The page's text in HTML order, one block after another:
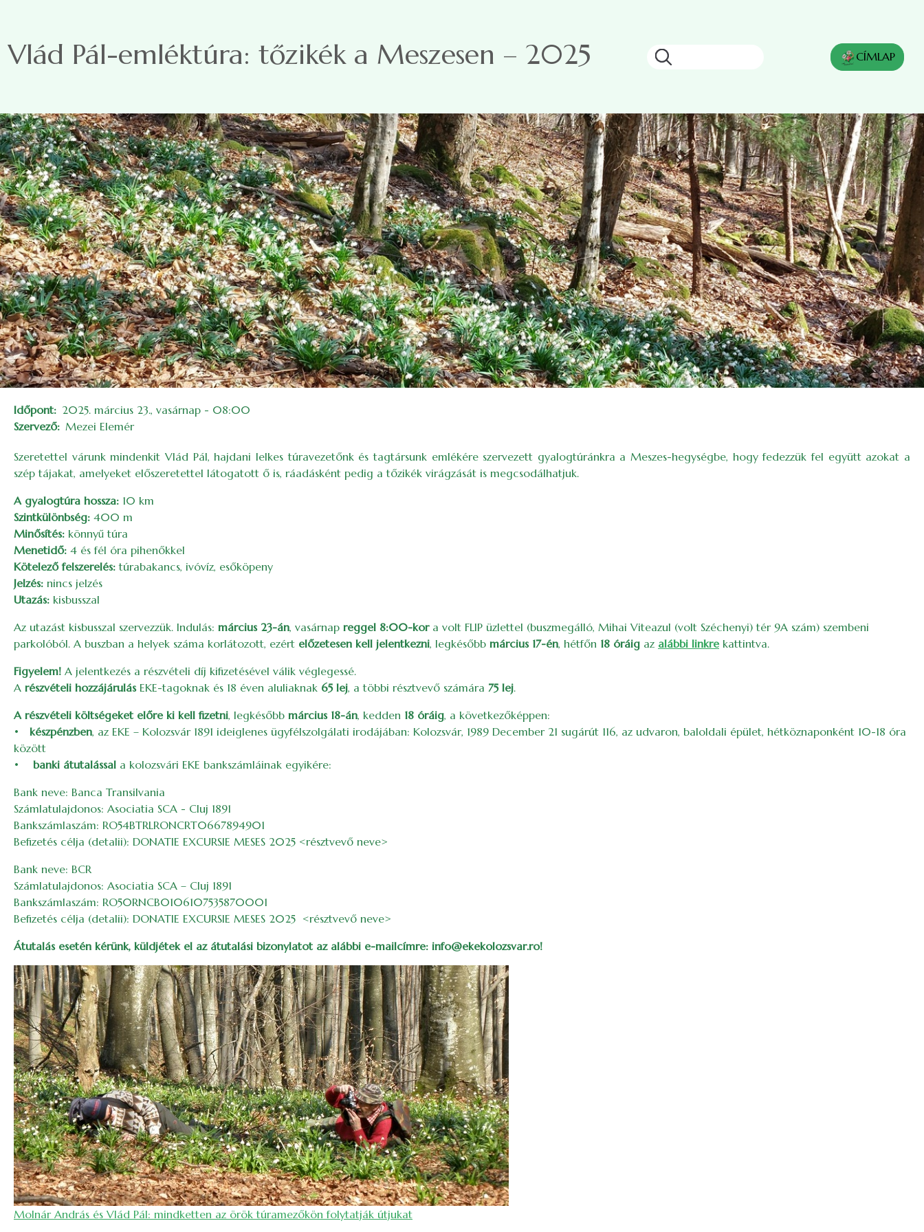
Vlád Pál-emléktúra: tőzikék a Meszesen – 2025 CÍMLAP
Időpont
2025. március 23., vasárnap - 08:00
Szervező Mezei Elemér
Szeretettel várunk mindenkit Vlád Pál, hajdani lelkes túravezetőnk és tagtársunk emlékére szervezett gyalogtúránkra a Meszes-hegységbe, hogy fedezzük fel együtt azokat a
szép tájakat, amelyeket előszeretettel látogatott ő is, ráadásként pedig a tőzikék virágzását is megcsodálhatjuk.
A gyalogtúra hossza: 10 km
Szintkülönbség: 400 m
Minősítés: könnyű túra
Menetidő: 4 és fél óra pihenőkkel
Kötelező felszerelés: túrabakancs, ivóvíz, esőköpeny
Jelzés: nincs jelzés
Utazás: kisbusszal
Az utazást kisbusszal szervezzük. Indulás: március 23-án, vasárnap reggel 8:00-kora volt FLIP üzlettel (buszmegálló, Mihai Viteazul (volt Széchenyi) tér 9A szám) szembeni
parkolóból. A buszban a helyek száma korlátozott, ezért előzetesen kell jelentkezni, legkésőbb március 17-én, hétfőn 18 óráig az alábbi linkre kattintva.
Figyelem! A jelentkezés a részvételi díj kifizetésével válik véglegessé.
A részvételi hozzájárulás EKE-tagoknak és 18 éven aluliaknak 65 lej, a többi résztvevő számára 75 lej.
A részvételi költségeket előre ki kell fizetni, legkésőbb március 18-án, kedden 18 óráig, a következőképpen:
• készpénzben, az EKE – Kolozsvár 1891 ideiglenes ügyfélszolgálati irodájában: Kolozsvár, 1989 December 21 sugárút 116, az udvaron, baloldali épület, hétköznaponként 10-18 óra
között
• banki átutalással a kolozsvári EKE bankszámláinak egyikére:
Bank neve: Banca Transilvania
Számlatulajdonos: Asociatia SCA - Cluj 1891
Bankszámlaszám: RO54BTRLRONCRT0667894901
Befizetés célja (detalii): DONATIE EXCURSIE MESES 2025 <résztvevő neve>
Bank neve: BCR
Számlatulajdonos: Asociatia SCA – Cluj 1891
Bankszámlaszám: RO50RNCB0106107535870001
Befizetés célja (detalii): DONATIE EXCURSIE MESES 2025 <résztvevő neve>
Átutalás esetén kérünk, küldjétek el az átutalási bizonylatot az alábbi e-mailcímre: info@ekekolozsvar.ro!
Image
Molnár András és Vlád Pál: mindketten az örök túramezőkön folytatják útjukat